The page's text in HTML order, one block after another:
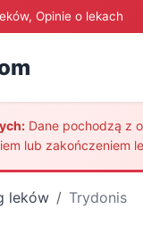
Opinie o lekach
Dane pochodzą z
lub zakończeniem
leków Trydonis